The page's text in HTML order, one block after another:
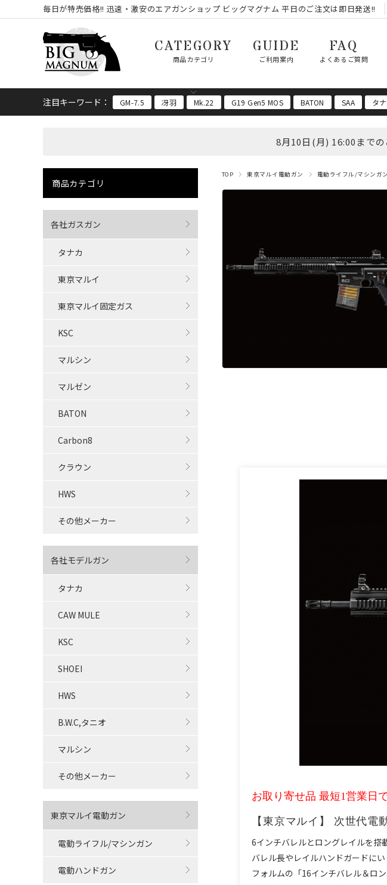
毎日が特売価格!! 迅速・激安のエアガンショップ ビッグマグナム 平日のご注文は即日発送!!
CATEGORY
商品カテゴリ
GUIDE
ご利用案内
FAQ
よくあるご質問
注目キーワード： GM-7.5 冴羽 Mk.22 G19 Gen5 MOS BATON SAA タ
8月10日(月) 16:00までの
TOP 東京マルイ電動ガン 電動ライフル/マシンガン
お取り寄せ品 最短1営業日
【東京マルイ】 次世代電
6インチバレルとロングレイルを搭
バレル長やレイルハンドガードに
フォルムの「16インチバレル＆ロ
商品カテゴリ
各社ガスガン
タナカ
東京マルイ
東京マルイ固定ガス
KSC
マルシン
マルゼン
BATON
Carbon8
クラウン
HWS
その他メーカー
各社モデルガン
タナカ
CAW MULE
KSC
SHOEI
HWS
B.W.C,タニオ
マルシン
その他メーカー
東京マルイ電動ガン
電動ライフル/マシンガン
電動ハンドガン